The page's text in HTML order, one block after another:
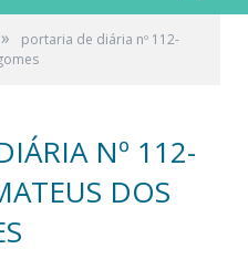
»
portaria de diária nº 112-
Nº 112-
DOS